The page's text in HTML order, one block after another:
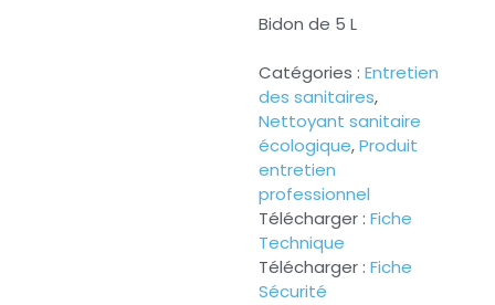
Bidon de 5 L
Catégories : Entretien
des sanitaires,
Nettoyant sanitaire
écologique,Produit
entretien
professionnel
Télécharger : Fiche
Technique
Télécharger : Fiche
Sécurité